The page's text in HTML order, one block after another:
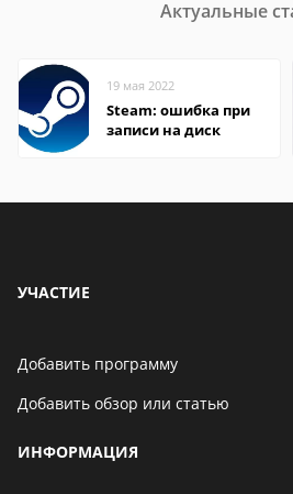
Актуальные
19 мая 2022
Steam: ошибка при
записи на диск
УЧАСТИЕ
Добавить программу
Добавить обзор или статью
ИНФОРМАЦИЯ